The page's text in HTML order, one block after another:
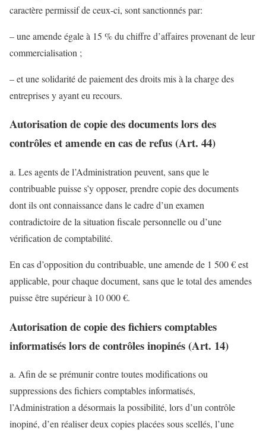
caractère permissif de ceux-ci, sont sanctionnés par:
– une amende égale à 15 % du chiffre d’affaires provenant de leur
commercialisation ;
– et une solidarité de paiement des droits mis à la charge des
entreprises y ayant eu recours.
Autorisation de copie des documents lors des
contrôles et amende en cas de refus (Art. 44)
a. Les agents de l’Administration peuvent, sans que le
contribuable puisse s’y opposer, prendre copie des documents
dont ils ont connaissance dans le cadre d’un examen
contradictoire de la situation fiscale personnelle ou d’une
vérification de comptabilité.
En cas d’opposition du contribuable, une amende de 1 500 € est
applicable, pour chaque document, sans que le total des amendes
puisse être supérieur à 10 000 €.
Autorisation de copie des fichiers comptables
informatisés lors de contrôles inopinés (Art. 14)
a. Afin de se prémunir contre toutes modifications ou
suppressions des fichiers comptables informatisés,
l’Administration a désormais la possibilité, lors d’un contrôle
inopiné, d’en réaliser deux copies placées sous scellés, l’une